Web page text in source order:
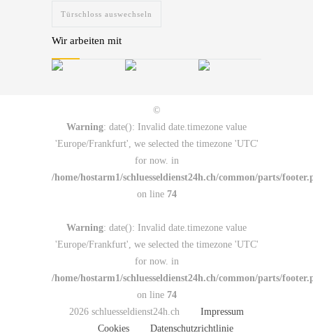
Türschloss auswechseln
Wir arbeiten mit
©
Warning: date(): Invalid date.timezone value
'Europe/Frankfurt', we selected the timezone 'UTC'
for now. in
/home/hostarm1/schluesseldienst24h.ch/common/parts/
on line 74
Warning: date(): Invalid date.timezone value
'Europe/Frankfurt', we selected the timezone 'UTC'
for now. in
/home/hostarm1/schluesseldienst24h.ch/common/parts/
on line 74
2026 schluesseldienst24h.ch
Impressum
Cookies
Datenschutzrichtlinie